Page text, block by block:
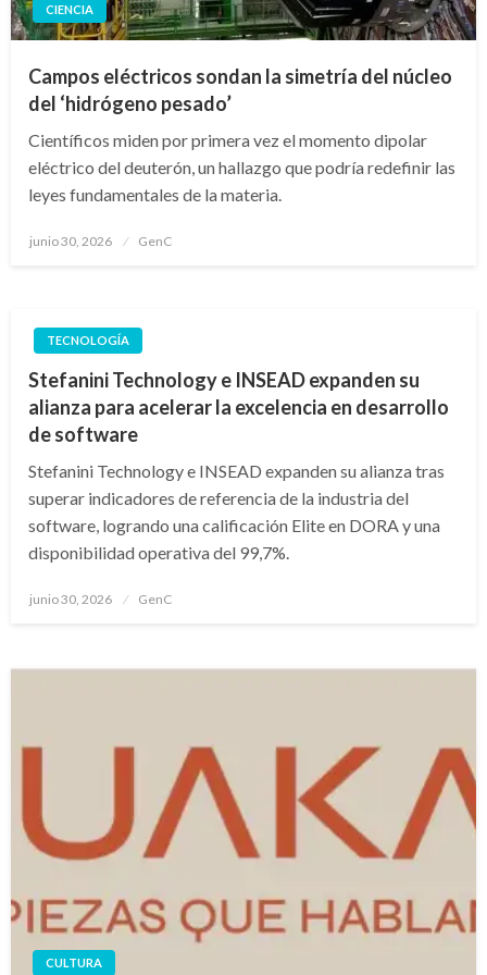
CIENCIA
Campos eléctricos sondan la simetría del núcleo
del ‘hidrógeno pesado’
Científicos miden por primera vez el momento dipolar
eléctrico del deuterón, un hallazgo que podría redefinir las
leyes fundamentales de la materia.
Publicado
junio 30, 2026 GenC
TECNOLOGÍA
Stefanini Technology e INSEAD expanden su
alianza para acelerar la excelencia en desarrollo
de software
Stefanini Technology e INSEAD expanden su alianza tras
superar indicadores de referencia de la industria del
software, logrando una calificación Elite en DORA y una
disponibilidad operativa del 99,7%.
Publicado
junio 30, 2026 GenC
CULTURA